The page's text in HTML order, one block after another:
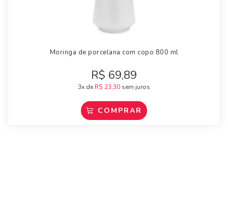
Moringa de porcelana com copo 800 ml
R$ 69,89
3x de R$ 23,30 sem juros
COMPRAR